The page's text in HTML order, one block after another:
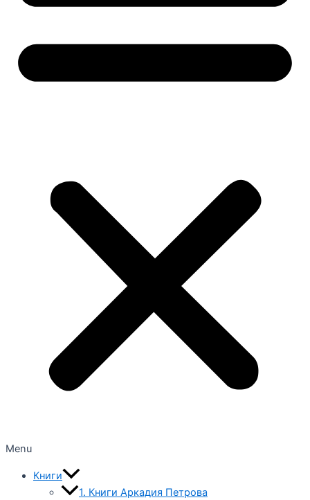
Menu
Книги
1. Книги Аркадия Петрова